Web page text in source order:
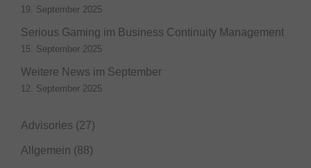
19. September 2025
Serious Gaming im Business Continuity Management
15. September 2025
Weitere News im September
12. September 2025
Advisories (27)
Allgemein (88)